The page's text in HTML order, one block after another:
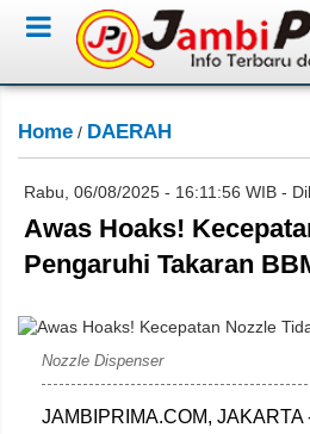
Home / DAERAH
Rabu, 06/08/2025 - 16:11:56 WIB -
Awas Hoaks!
Pengaruhi Takaran
Nozzle Dispenser
JAMBIPRIMA.COM, JAKARTA